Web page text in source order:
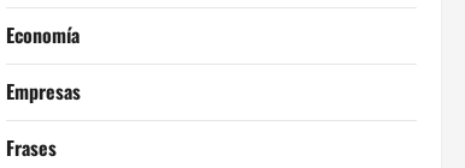
Economía
Empresas
Frases